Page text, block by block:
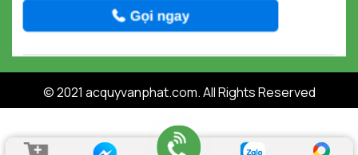
© 2021 acquyvanphat.com. All Rights Reserved